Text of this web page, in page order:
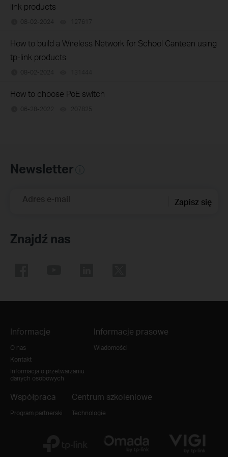
link products
08-02-2024 127617
How to build a Wireless Network for School Canteen using
tp-link products
08-02-2024 131444
How to choose PoE switch
06-28-2022 207825
Newsletter
Adres e-mail Zapisz się
Znajdź nas
Informacje
O nas
Kontakt
Informacja o przetwarzaniu
danych osobowych
Informacje prasowe
Wiadomości
Współpraca
Program partnerski
Centrum szkoleniowe
Technologie